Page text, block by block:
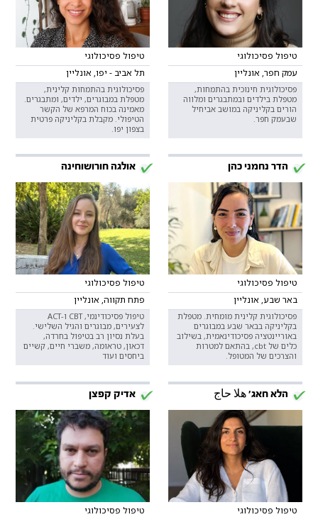
טיפול פסיכולוגי
עמק חפר, אונליין
פסיכולוגית חינוכית בהתמחות,
מטפלת בילדים ובמתבגרים ומלווה
הורים בקליניקה במושב אביחיל
שבעמק חפר.
טיפול פסיכולוגי
תל אביב - יפו, אונליין
פסיכולוגית בהתמחות קלינית,
מטפלת במבוגרים, ילדים, ומתבגרים.
מאמינה בכוח המרפא של הקשר
הטיפולי. מקבלת בקליניקה פרטית
בצפון יפו.
הדר נחמני כהן
טיפול פסיכולוגי
באר שבע, אונליין
פסיכולוגית קלינית מומחית. מטפלת
בקליניקה בבאר שבע במבוגרים
באוריינטציה פסיכודינאמית, בשילוב
כלים של cbt, בהתאם למטרות
והצרכים של המטופל.
אולגה חורושוחינה
טיפול פסיכולוגי
פתח תקווה, אונליין
טיפול פסיכודינמי, CBT ו-ACT
לצעירים, מבוגרים והגיל השלישי.
בעלת נסיון רב בטיפול בחרדה,
דכאון, טראומה, משברי חיים, קשיים
ביחסים ועוד
הלא חאג' هلا حاج
טיפול פסיכולוגי
אדיק קפצן
טיפול פסיכולוגי